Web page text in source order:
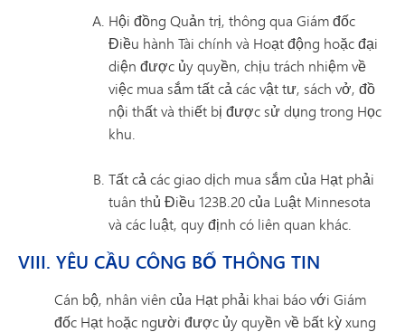
Hội đồng Quản trị, thông qua Giám đốc
Điều hành Tài chính và Hoạt động hoặc đại
diện được ủy quyền, chịu trách nhiệm về
việc mua sắm tất cả các vật tư, sách vở, đồ
nội thất và thiết bị được sử dụng trong Học
khu.
Tất cả các giao dịch mua sắm của Hạt phải
tuân thủ Điều 123B.20 của Luật Minnesota
và các luật, quy định có liên quan khác.
VIII. YÊU CẦU CÔNG BỐ THÔNG TIN
Cán bộ, nhân viên của Hạt phải khai báo với Giám
đốc Hạt hoặc người được ủy quyền về bất kỳ xung